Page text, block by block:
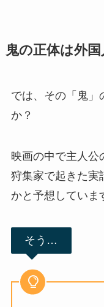
鬼の正体は外
では、その「鬼」
か？
映画の中で主人公
狩集家で起きた実
かと予想していま
そう…